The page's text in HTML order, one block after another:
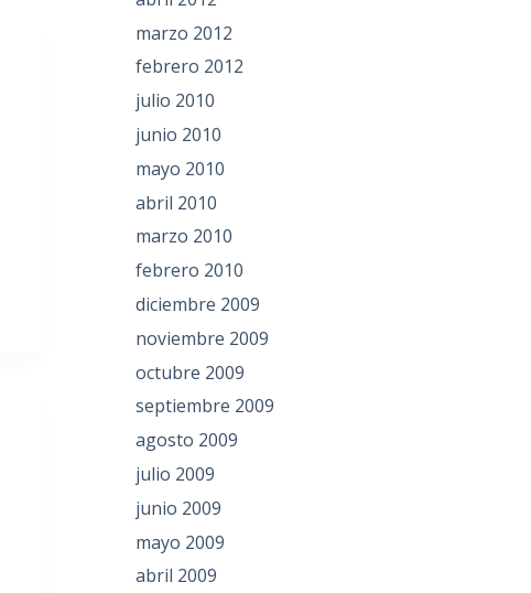
marzo 2012
febrero 2012
julio 2010
junio 2010
mayo 2010
abril 2010
marzo 2010
febrero 2010
diciembre 2009
noviembre 2009
octubre 2009
septiembre 2009
agosto 2009
julio 2009
junio 2009
mayo 2009
abril 2009